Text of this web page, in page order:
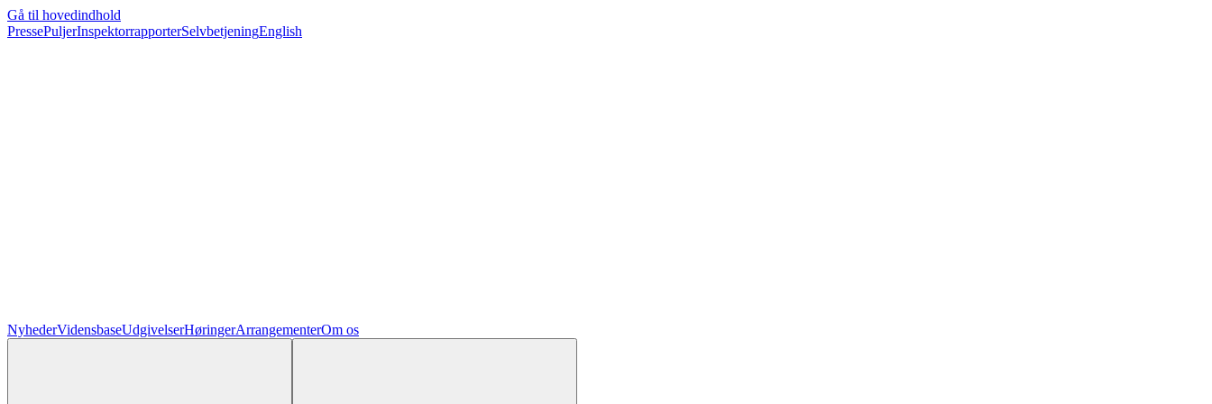
Gå til hovedindhold
PressePuljerInspektorrapporterSelvbetjeningEnglish
NyhederVidensbaseUdgivelserHøringerArrangementerOm os